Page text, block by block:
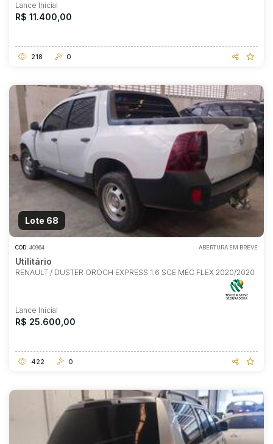
Lance Inicial
R$ 11.400,00
218 0
Lote 68
COD. 40964 ABERTURA EM BREVE
Utilitário
RENAULT / DUSTER OROCH EXPRESS 1.6 SCE MEC FLEX 2020/2020
Lance Inicial
R$ 25.600,00
422 0